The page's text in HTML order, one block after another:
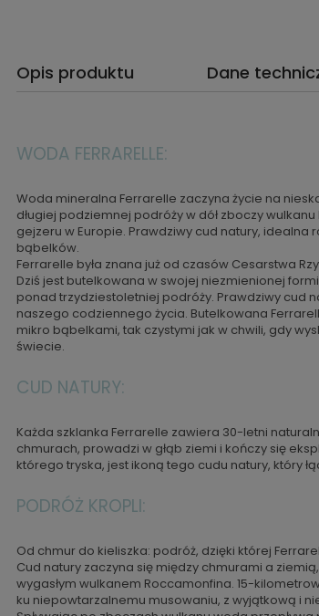
Opis produktu Dane
WODA FERRARELLE:
Woda mineralna Ferrarelle zaczyna życie na
długiej podziemnej podróży w dół zboczy
gejzeru w Europie. Prawdziwy cud natury, idealna
bąbelków.
Ferrarelle była znana już od czasów Cesarstwa
Dziś jest butelkowana w swojej niezmienionej
ponad trzydziestoletniej podróży. Prawdziwy cud
naszego codziennego życia. Butelkowana
mikro bąbelkami, tak czystymi jak w chwili, gdy
świecie.
CUD NATURY:
Każda szklanka Ferrarelle zawiera 30-letni
chmurach, prowadzi w głąb ziemi i kończy się
którego tryska, jest ikoną tego cudu natury, który
PODRÓŻ KROPLI:
Od chmur do kieliszka: podróż, dzięki której
Cud natury zaczyna się między chmurami a
wygasłym wulkanem Roccamonfina. 15-
ku niepowtarzalnemu musowaniu, z wyjątkową i